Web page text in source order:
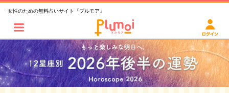
女性のための無料占いサイト『プルモア』